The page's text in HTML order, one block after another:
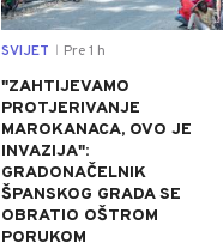
SVIJET Pre 1 h
"ZAHTIJEVAMO
PROTJERIVANJE
MAROKANACA, OVO JE
INVAZIJA":
GRADONAČELNIK
ŠPANSKOG GRADA SE
OBRATIO OŠTROM
PORUKOM